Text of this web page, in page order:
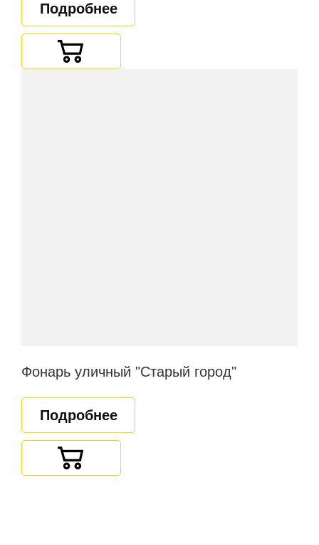
Подробнее
Фонарь уличный "Старый город"
Подробнее